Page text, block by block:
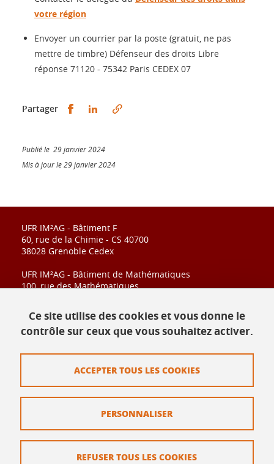
votre région
Envoyer un courrier par la poste (gratuit, ne pas
mettre de timbre) Défenseur des droits Libre
réponse 71120 - 75342 Paris CEDEX 07
Partager Partager sur Facebook
Partager sur LinkedIn
Publié le 29 janvier 2024
Mis à jour le 29 janvier 2024
UFR IM²AG - Bâtiment F
60, rue de la Chimie - CS 40700
38028 Grenoble Cedex
UFR IM²AG - Bâtiment de Mathématiques
100, rue des Mathématiques
38028 Grenoble Cedex
Contact
Mentions légales
Ce site utilise des cookies et vous donne le
contrôle sur ceux que vous souhaitez activer.
ACCEPTER TOUS LES COOKIES
REFUSER TOUS LES COOKIES
PERSONNALISER